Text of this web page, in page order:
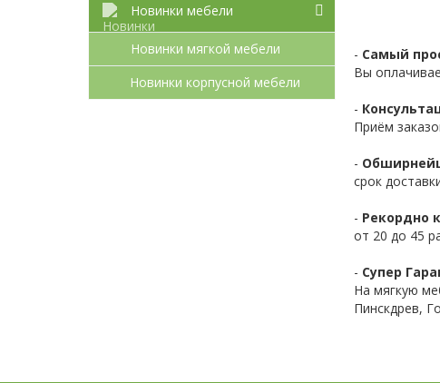
Новинки мебели
Новинки мягкой мебели
Новинки корпусной мебели
- Самый
Вы
-
Приём
-
срок
- Рекордно
от 20 до 45
- Супер
На мягкую
Пинскдрев,